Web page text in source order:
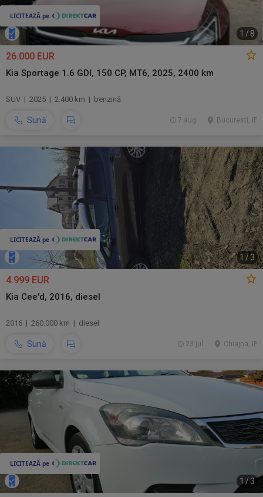
1 / 8
26.000 EUR
Kia Sportage 1.6 GDI, 150 CP, MT6, 2025, 2400 km
SUV | 2025 | 2.400 km | benzină
Sună Bucuresti, IF
7 aug.
1 /3
4.999 EUR
Kia Cee'd, 2016, diesel
2016 | 260.000 km | diesel
Sună Chiajna, IF
23 jul.
1/3